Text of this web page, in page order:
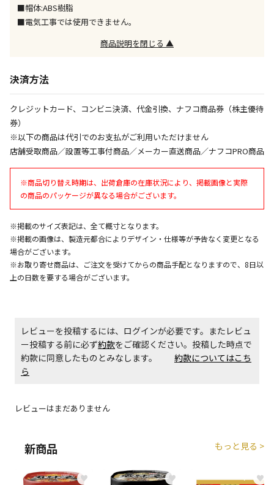
午前9時までのご注文確定した商品については、当日に
出荷いたします。
ため、通常よりお時間をいただく場合がございます。
設置工事代金も含まれた商品です
お見積商品です。金額・施工日はお打ち合わせの上、
決定となります。
エアコンの取付工事が必要な商品です。別途費用が発
生する場合がございます。
■帽体:ABS樹脂
■電気工事では使用できません。
商品説明を閉じる ▲
決済方法
クレジットカード、コンビニ決済、代金引換、ナフコ商品券（株主優待
券）
※以下の商品は代引でのお支払がご利用いただけません
店舗受取商品／設置等工事付商品／メーカー直送商品／ナフコPRO商品
※商品切り替え時期は、出荷倉庫の在庫状況により、掲載画像と実際
の商品のパッケージが異なる場合がございます。
※掲載のサイズ表記は、全て概寸となります。
※掲載の画像は、製造元都合によりデザイン・仕様等が予告なく変更となる
場合がございます。
※お取り寄せ商品は、ご注文を受けてからの商品手配となりますので、8日以
上の日数を要する場合がございます。
レビューを投稿するには、ログインが必要です。またレビュ
ー投稿する前に必ず約款をご確認ください。投稿した時点で
約款に同意したものとみなします。 約款についてはこち
ら
レビューはまだありません
新商品 もっと見る >
♥ ♥ ♥